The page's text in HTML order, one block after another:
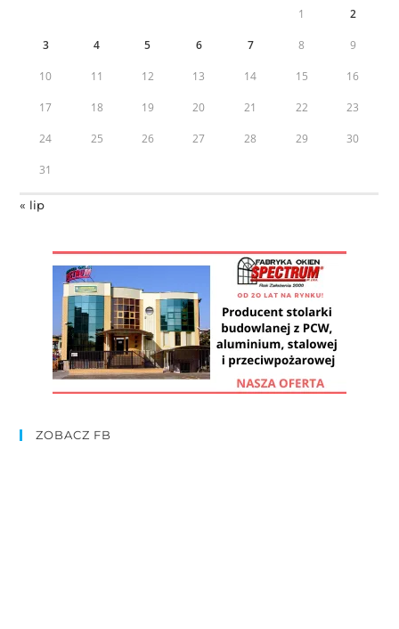
1 2
3 4 5 6 7 8 9
10 11 12 13 14 15 16
17 18 19 20 21 22 23
24 25 26 27 28 29 30
31
« lip
ZOBACZ FB